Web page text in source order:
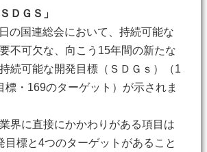
ＳＤＧＳ」
の国連総会において、持続可能な
不可欠な、向こう15年間の新たな
続可能な開発目標（ＳＤＧｓ）（1
標・169のターゲット）が示されま
界に直接にかかわりがある項目は
目標と4つのターゲットがあること